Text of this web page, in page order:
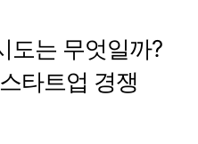
도는 무엇일까?
타트업 경쟁